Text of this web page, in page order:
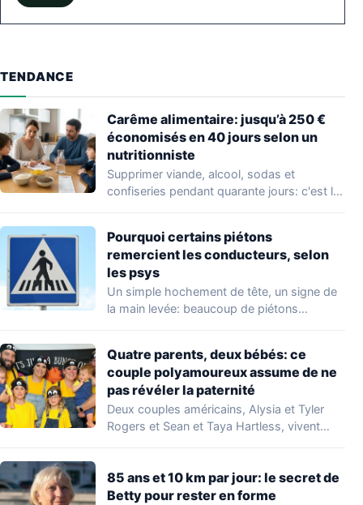
TENDANCE
Carême alimentaire: jusqu’à 250 €
économisés en 40 jours selon un
nutritionniste
Supprimer viande, alcool, sodas et
confiseries pendant quarante jours: c'est le
Pourquoi certains piétons
remercient les conducteurs, selon
les psys
Un simple hochement de tête, un signe de
la main levée: beaucoup de piétons…
Quatre parents, deux bébés: ce
couple polyamoureux assume de ne
pas révéler la paternité
Deux couples américains, Alysia et Tyler
Rogers et Sean et Taya Hartless, vivent
85 ans et 10 km par jour: le secret de
Betty pour rester en forme